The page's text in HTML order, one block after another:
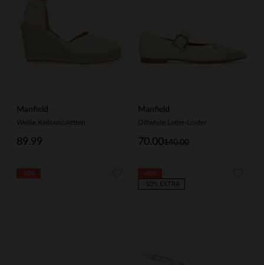
Manfield
Weiße Keilsandaletten
89.99
Manfield
Offwhite Leder-Loafer
140.00
70.00
-10% EXTRA